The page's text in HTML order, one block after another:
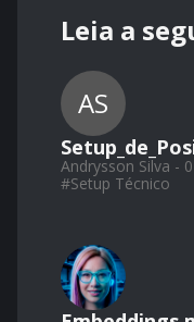
Leia a
AS
Andrysson Silva -
#Setup Técnico